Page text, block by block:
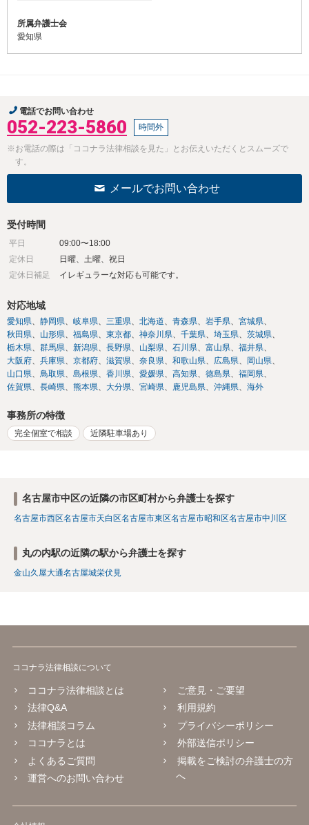
所属弁護士会
愛知県
電話でお問い合わせ
052-223-5860 時間外
※お電話の際は「ココナラ法律相談を見た」とお伝えいただくとスムーズで
す。
メールでお問い合わせ
受付時間
平日
09:00〜18:00
定休日
日曜、土曜、祝日
定休日補足
イレギュラーな対応も可能です。
対応地域
愛知県 静岡県 岐阜県 三重県 北海道 青森県 岩手県
宮城県
秋田県
山形県 福島県 東京都 神奈川県 千葉県 埼玉県
茨城県
栃木県
群馬県 新潟県 長野県 山梨県 石川県 富山県
福井県
大阪府
兵庫県 京都府 滋賀県 奈良県 和歌山県 広島県
岡山県
山口県
鳥取県 島根県 香川県 愛媛県 高知県 徳島県
福岡県
佐賀県
長崎県 熊本県 大分県 宮崎県 鹿児島県 沖縄県 海外
事務所の特徴
完全個室で相談 近隣駐車場あり
名古屋市中区の近隣の市区町村から弁護士を探す
名古屋市西区名古屋市天白区名古屋市東区名古屋市昭和区名古屋市中川区
丸の内駅の近隣の駅から弁護士を探す
金山久屋大通名古屋城栄伏見
ココナラ法律相談について
ココナラ法律相談とは
法律Q&A
法律相談コラム
ココナラとは
よくあるご質問
運営へのお問い合わせ
ご意見・ご要望
利用規約
プライバシーポリシー
外部送信ポリシー
掲載をご検討の弁護士の方
へ